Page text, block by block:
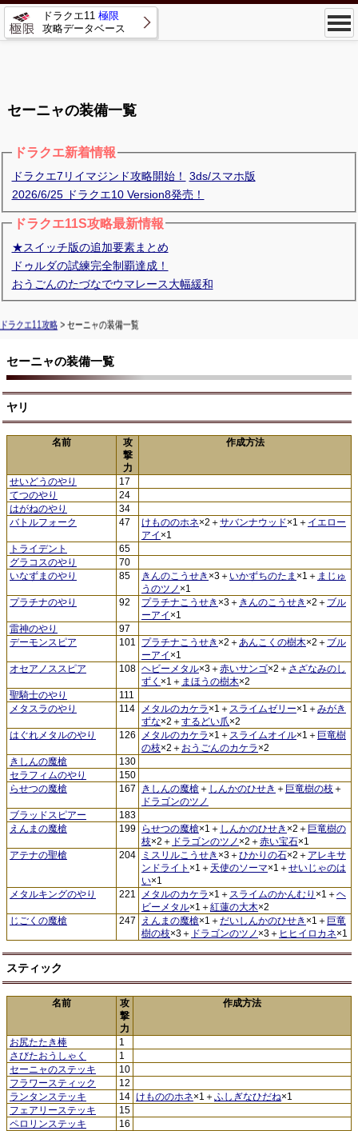
ドラクエ11 極限
攻略データベース
セーニャの装備一覧
ドラクエ新着情報
ドラクエ7リイマジンド攻略開始！
3ds/スマホ版
2026/6/25 ドラクエ10 Version8発売！
ドラクエ11S攻略最新情報
★スイッチ版の追加要素まとめ
ドゥルダの試練完全制覇達成！
おうごんのたづなでウマレース大幅緩和
ドラクエ11攻略 > セーニャの装備一覧
セーニャの装備一覧
ヤリ
名前
攻
撃
力
作成方法
せいどうのやり
17
てつのやり
24
はがねのやり
34
バトルフォーク
47 けもののホネ×2＋サバンナウッド×1＋ イエロー
アイ ×1
トライデント
65
グラコスのやり
70
いなずまのやり
85 きんのこうせき ×3＋ いかずちのたま ×1＋ まじゅ
うのツノ ×1
プラチナのやり
92 プラチナこうせき ×3＋ きんのこうせき ×2＋ ブル
ーアイ ×1
雷神のやり
97
デーモンスピア
101 プラチナこうせき ×2＋あんこくの樹木×2＋ ブル
ーアイ ×1
オセアノススピア
108 ヘビーメタル×3＋赤いサンゴ×2＋ さざなみのし
ずく ×1＋ まほうの樹木×2
聖騎士のやり
111
メタスラのやり
114 メタルのカケラ ×1＋ スライムゼリー×1＋みがき
ずな×2＋するどい爪×2
はぐれメタルのやり
126 メタルのカケラ ×1＋ スライムオイル×1＋ 巨竜樹
の枝×2＋ おうごんのカケラ ×2
きしんの魔槍
130
セラフィムのやり
150
らせつの魔槍
167 きしんの魔槍 ＋ しんかのひせき ＋ 巨竜樹の枝 ＋
ドラゴンのツノ
ブラッドスピアー
183
えんまの魔槍
199 らせつの魔槍×1＋ しんかのひせき ×2＋ 巨竜樹の
枝×2＋ ドラゴンのツノ ×2＋赤い宝石×1
アテナの聖槍
204 ミスリルこうせき ×3＋ひかりの石×2＋ アレキサ
ンドライト ×1＋ 天使のソーマ×1＋せいじゃのは
い×1
メタルキングのやり
221 メタルのカケラ ×1＋ スライムのかんむり ×1＋ヘ
ビーメタル×1＋紅蓮の大木×2
じごくの魔槍
247 えんまの魔槍×1＋だいしんかのひせき ×1＋ 巨竜
樹の枝×3＋ ドラゴンのツノ ×3＋ ヒヒイロカネ×1
スティック
名前
攻
撃
力
作成方法
お尻たたき棒
1
さびたおうしゃく
1
セーニャのステッキ
10
フラワースティック
12
ランタンステッキ
14 けもののホネ×1＋ふしぎなひだね×1
フェアリーステッキ
15
ペロリンステッキ
16